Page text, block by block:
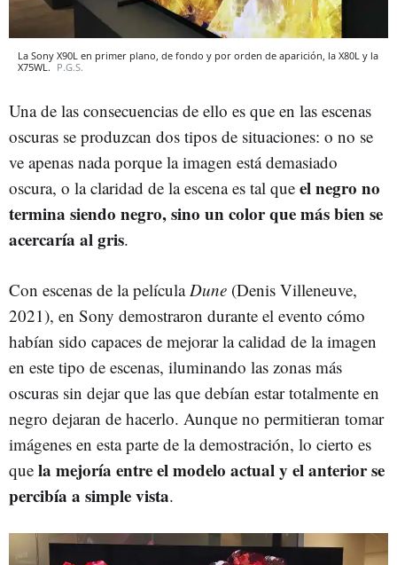
La Sony X90L en primer plano, de fondo y por orden de aparición, la X80L y la
X75WL. P.G.S.
Una de las consecuencias de ello es que en las escenas
oscuras se produzcan dos tipos de situaciones: o no se
ve apenas nada porque la imagen está demasiado
oscura, o la claridad de la escena es tal que el negro no
termina siendo negro, sino un color que más bien se
acercaría al gris.
Con escenas de la película Dune (Denis Villeneuve,
2021), en Sony demostraron durante el evento cómo
habían sido capaces de mejorar la calidad de la imagen
en este tipo de escenas, iluminando las zonas más
oscuras sin dejar que las que debían estar totalmente en
negro dejaran de hacerlo. Aunque no permitieran tomar
imágenes en esta parte de la demostración, lo cierto es
que la mejoría entre el modelo actual y el anterior se
percibía a simple vista.